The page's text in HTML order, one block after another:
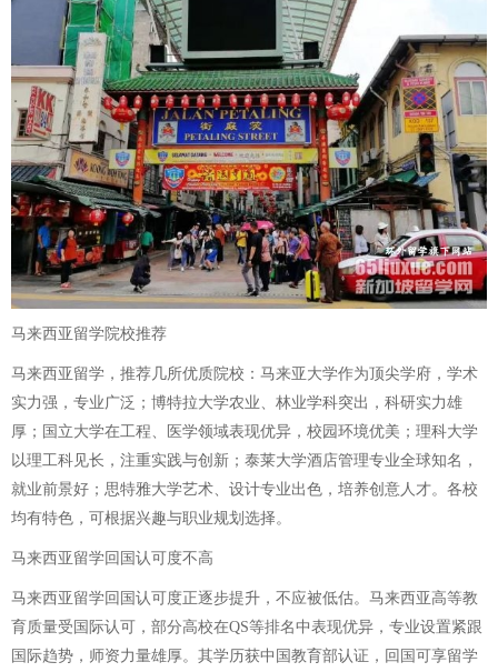
马来西亚留学院校推荐
马来西亚留学，推荐几所优质院校：马来亚大学作为顶尖学府，学术
实力强，专业广泛；博特拉大学农业、林业学科突出，科研实力雄
厚；国立大学在工程、医学领域表现优异，校园环境优美；理科大学
以理工科见长，注重实践与创新；泰莱大学酒店管理专业全球知名，
就业前景好；思特雅大学艺术、设计专业出色，培养创意人才。各校
均有特色，可根据兴趣与职业规划选择。
马来西亚留学回国认可度不高
马来西亚留学回国认可度正逐步提升，不应被低估。马来西亚高等教
育质量受国际认可，部分高校在QS等排名中表现优异，专业设置紧跟
国际趋势，师资力量雄厚。其学历获中国教育部认证，回国可享留学